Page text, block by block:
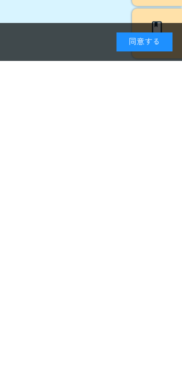
同意する
予約方法